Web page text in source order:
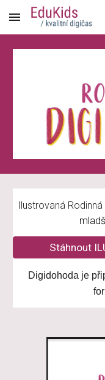
Skip to main content
Ilustrovaná Rodinná
Stáhnout
Digidohoda je